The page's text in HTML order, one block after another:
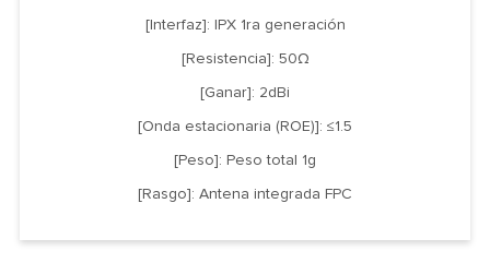
[Interfaz]: IPX 1ra generación
[Resistencia]: 50Ω
[Ganar]: 2dBi
[Onda estacionaria (ROE)]: ≤1.5
[Peso]: Peso total 1g
[Rasgo]: Antena integrada FPC